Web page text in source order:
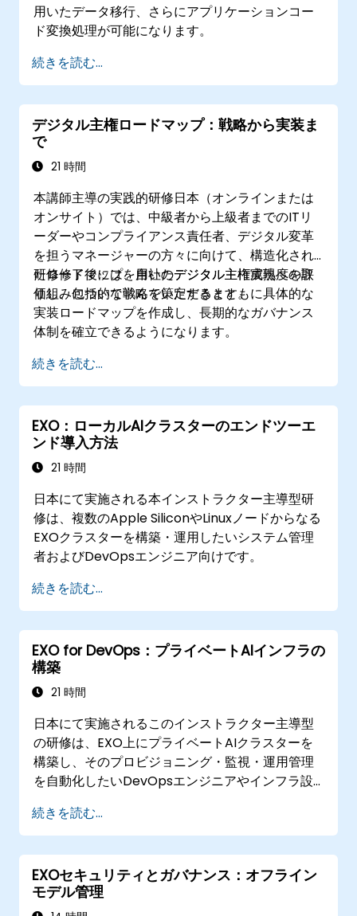
用いたデータ移行、さらにアプリケーションコー
ド変換処理が可能になります。
続きを読む...
デジタル主権ロードマップ：戦略から実装ま
で
21 時間
本講師主導の実践的研修日本（オンラインまたは
オンサイト）では、中級者から上級者までのITリ
ーダーやコンプライアンス責任者、デジタル変革
を担うマネージャーの方々に向けて、構造化され
たロードマップを用いたデジタル主権実現への取
り組みについて学んでいただきます。
研修修了後には、自社のデジタル主権成熟度を評
価し、包括的な戦略を策定するとともに具体的な
実装ロードマップを作成し、長期的なガバナンス
体制を確立できるようになります。
続きを読む...
EXO：ローカルAIクラスターのエンドツーエ
ンド導入方法
21 時間
日本にて実施される本インストラクター主導型研
修は、複数のApple SiliconやLinuxノードからなる
EXOクラスターを構築・運用したいシステム管理
者およびDevOpsエンジニア向けです。
続きを読む...
EXO for DevOps：プライベートAIインフラの
構築
21 時間
日本にて実施されるこのインストラクター主導型
の研修は、EXO上にプライベートAIクラスターを
構築し、そのプロビジョニング・監視・運用管理
を自動化したいDevOpsエンジニアやインフラ設
続きを読む...
EXOセキュリティとガバナンス：オフライン
モデル管理